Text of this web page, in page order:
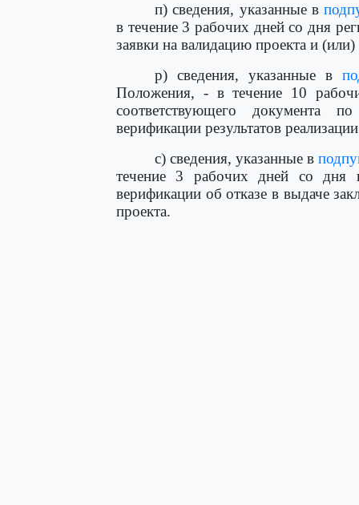
п) сведения, указанные в
в течение 3 рабочих дней со дня
заявки на валидацию проекта и
р) сведения, указанные в
Положения, - в течение 10
соответствующего документа
верификации результатов
с) сведения, указанные в
течение 3 рабочих дней со дня
верификации об отказе в выдаче
проекта.